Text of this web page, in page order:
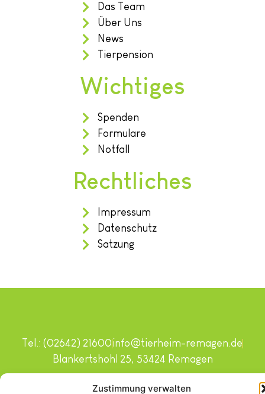
Zustimmung verwalten
Das Team
Über Uns
News
Tierpension
Wichtiges
Spenden
Formulare
Notfall
Rechtliches
Impressum
Datenschutz
Satzung
Copyright © 2024. Alle Rechte vorbehalten.
Tel.: (02642) 21600info@tierheim-remagen.de
Blankertshohl 25, 53424 Remagen